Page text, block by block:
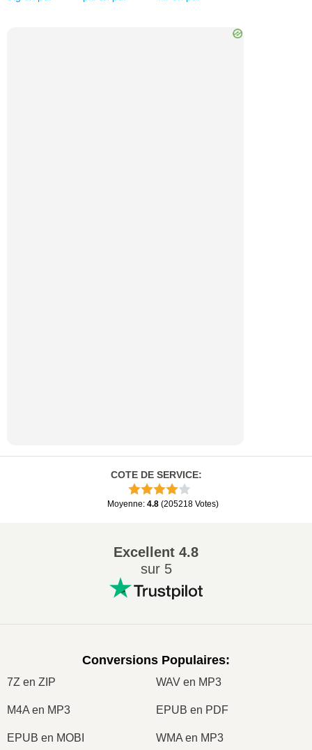
COTE DE SERVICE:
Moyenne: 4.8 (205218 Votes)
Excellent 4.8
sur 5
Conversions Populaires:
7Z en ZIP WAV en MP3
M4A en MP3 EPUB en PDF
EPUB en MOBI WMA en MP3